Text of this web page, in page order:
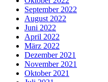
September 2022
August 2022
Juni 2022
April 2022
März 2022
Dezember 2021
November 2021
Oktober 2021